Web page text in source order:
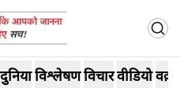
दुनियाविश्लेषणविचारवीडियो